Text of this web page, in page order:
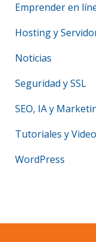
Emprender en
Hosting y
Noticias
Seguridad y SSL
SEO, IA y
Tutoriales y
WordPress